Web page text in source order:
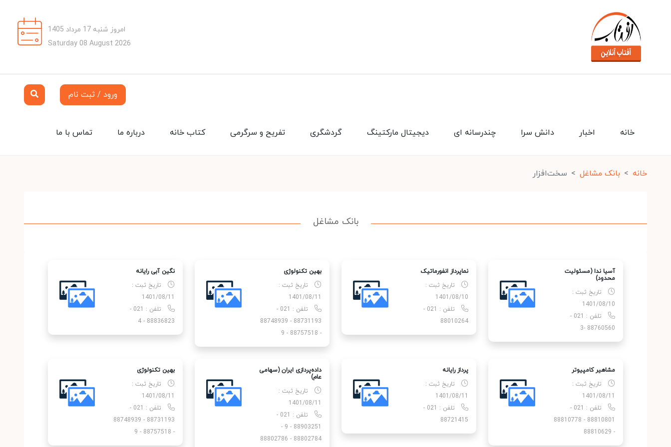
امروز شنبه 17 مرداد 1405
Saturday 08 August 2026
ورود / ثبت نام
تماس با ما درباره ما کتاب خانه تفریح و سرگرمی گردشگری دیجیتال مارکتینگ چندرسانه ای دانش سرا اخبار خانه
خانه بانک مشاغل سخت‌افزار
بانک مشاغل
آسیا ندا (مسئولیت
محدود)
تاریخ ثبت :
1401/08/10
تلفن : 021 -
88760560 -3
نماپرداز انفورماتیک
تاریخ ثبت :
1401/08/10
تلفن : 021 -
88010264
بهین تکنولوژی
تاریخ ثبت :
1401/08/11
تلفن : 021 -
88731193 - 88748939
- 88757518 - 9
نگین آبی رایانه
تاریخ ثبت :
1401/08/11
تلفن : 021 -
88836823 - 4
مشاهیر کامپیوتر
تاریخ ثبت :
1401/08/11
تلفن : 021 -
88810801 - 88810778
- 88810629
پرداز رایانه
تاریخ ثبت :
1401/08/11
تلفن : 021 -
88721415
داده‌پردازی ایران (سهامی
عام)
تاریخ ثبت :
1401/08/11
تلفن : 021 -
88903251 - 9 -
88802784 - 88802786
بهین تکنولوژی
تاریخ ثبت :
1401/08/11
تلفن : 021 -
88731193 - 88748939
- 88757518 - 9